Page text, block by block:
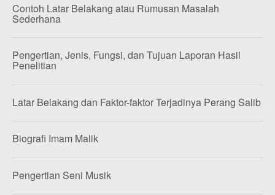
Contoh Latar Belakang atau Rumusan Masalah
Sederhana
Pengertian, Jenis, Fungsi, dan Tujuan Laporan Hasil
Penelitian
Latar Belakang dan Faktor-faktor Terjadinya Perang Salib
Biografi Imam Malik
Pengertian Seni Musik